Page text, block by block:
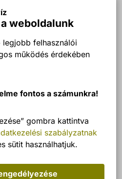
weboldalunk
legjobb felhasználói
működés érdekében
fontos a számunkra!
gombra kattintva
szabályzatnak
sütit használhatjuk.
Hévíz
az épület